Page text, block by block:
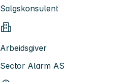
Salgskonsulent
Arbeidsgiver
Sector Alarm AS